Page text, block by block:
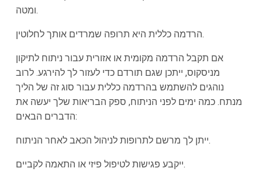
ומטה.
הרדמה כללית היא תרופה שמרדים אותך לחלוטין.
אם תקבל הרדמה מקומית או אזורית עבור ניתוח לתיקון
מניסקוס, ייתכן שגם תורדם כדי לעזור לך להירגע. לרוב
נוהגים להשתמש בהרדמה כללית עבור סוג זה של הליך
מנתח. כמה ימים לפני הניתוח, ספק הבריאות שלך יעשה את
הדברים הבאים:
ייתן לך מרשם לתרופות לניהול הכאב לאחר הניתוח.
ייקבע פגישות לטיפול פיזי או התאמה לקביים.